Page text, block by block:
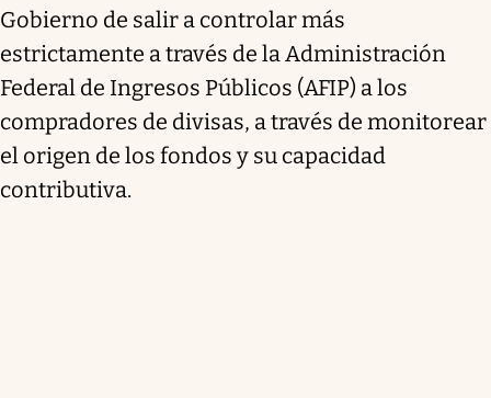
Gobierno de salir a controlar más
estrictamente a través de la Administración
Federal de Ingresos Públicos (AFIP) a los
compradores de divisas, a través de monitorear
el origen de los fondos y su capacidad
contributiva.